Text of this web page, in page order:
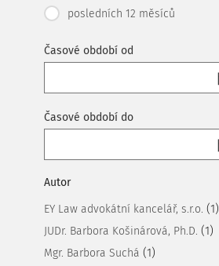
posledních 12 měsíců
Časové období od
Časové období do
Autor
EY Law advokátní kancelář, s.r.o. (1)
JUDr. Barbora Košinárová, Ph.D. (1)
Mgr. Barbora Suchá (1)